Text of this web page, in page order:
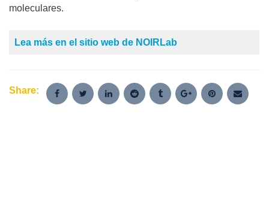
moleculares.
Lea más en el sitio web de NOIRLab
Share: